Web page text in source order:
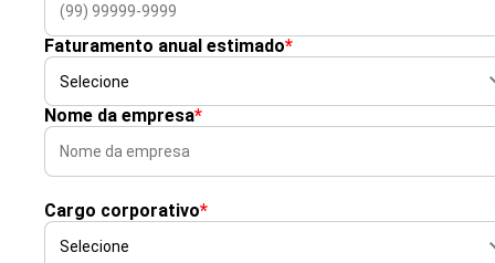
Faturamento anual estimado*
Nome da empresa*
Cargo corporativo*